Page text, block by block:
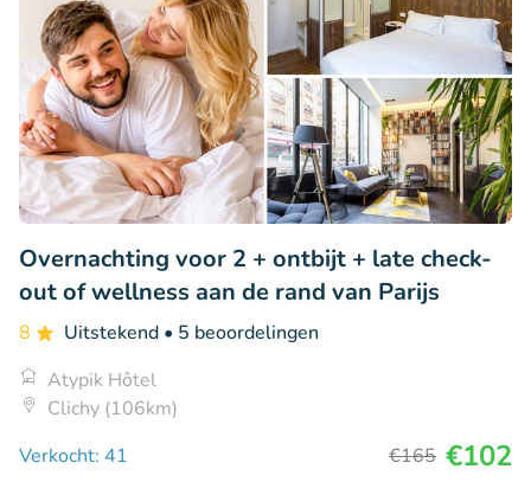
Overnachting voor 2 + ontbijt + late check-
out of wellness aan de rand van Parijs
8 Uitstekend • 5 beoordelingen
Atypik Hôtel
Clichy (106km)
Verkocht: 41
€165 €102